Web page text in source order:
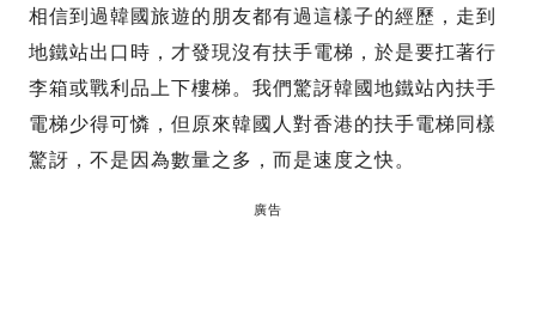
相信到過韓國旅遊的朋友都有過這樣子的經歷，走到
地鐵站出口時，才發現沒有扶手電梯，於是要扛著行
李箱或戰利品上下樓梯。我們驚訝韓國地鐵站內扶手
電梯少得可憐，但原來韓國人對香港的扶手電梯同樣
驚訝，不是因為數量之多，而是速度之快。
廣告